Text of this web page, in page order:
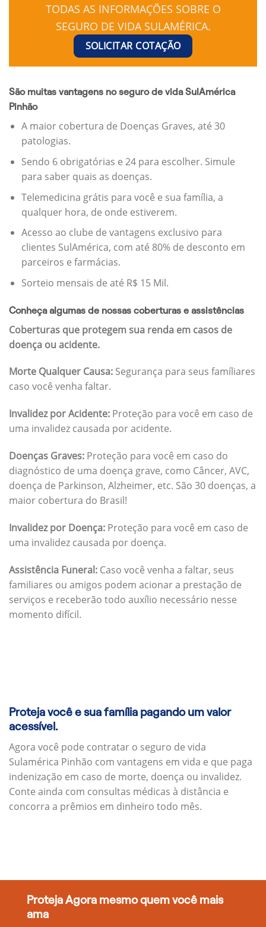
TODAS AS INFORMAÇÕES SOBRE O
SEGURO DE VIDA SULAMÉRICA.
SOLICITAR COTAÇÃO
São muitas vantagens no seguro de vida SulAmérica
Pinhão
A maior cobertura de Doenças Graves, até 30
patologias.
Sendo 6 obrigatórias e 24 para escolher. Simule
para saber quais as doenças.
Telemedicina grátis para você e sua família, a
qualquer hora, de onde estiverem.
Acesso ao clube de vantagens exclusivo para
clientes SulAmérica, com até 80% de desconto em
parceiros e farmácias.
Sorteio mensais de até R$ 15 Mil.
Conheça algumas de nossas coberturas e assistências
Coberturas que protegem sua renda em casos de
doença ou acidente.
Morte Qualquer Causa: Segurança para seus famíliares
caso você venha faltar.
Invalidez por Acidente: Proteção para você em caso de
uma invalidez causada por acidente.
Doenças Graves: Proteção para você em caso do
diagnóstico de uma doença grave, como Câncer, AVC,
doença de Parkinson, Alzheimer, etc. São 30 doenças, a
maior cobertura do Brasil!
Invalidez por Doença: Proteção para você em caso de
uma invalidez causada por doença.
Assistência Funeral: Caso você venha a faltar, seus
familiares ou amigos podem acionar a prestação de
serviços e receberão todo auxílio necessário nesse
momento difícil.
Proteja você e sua família pagando um valor
acessível.
Agora você pode contratar o seguro de vida
Sulamérica Pinhão com vantagens em vida e que paga
indenização em caso de morte, doença ou invalidez.
Conte ainda com consultas médicas à distância e
concorra a prêmios em dinheiro todo mês.
Proteja Agora mesmo quem você mais
ama